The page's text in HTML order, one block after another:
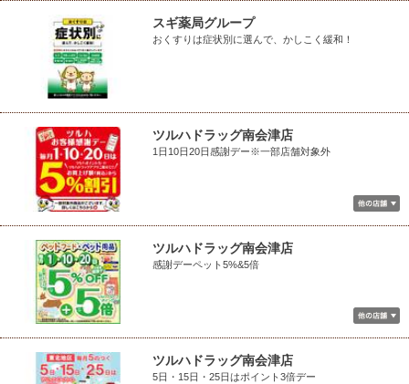
スギ薬局グループ
おくすりは症状別に選んで、かしこく緩和！
ツルハドラッグ南会津店
1日10日20日感謝デー※一部店舗対象外
ツルハドラッグ南会津店
感謝デーペット5%&5倍
ツルハドラッグ南会津店
5日・15日・25日はポイント3倍デー